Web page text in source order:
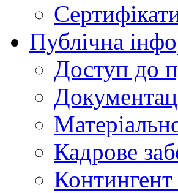
Публічна
Доступ до
Кадрове
Контингент